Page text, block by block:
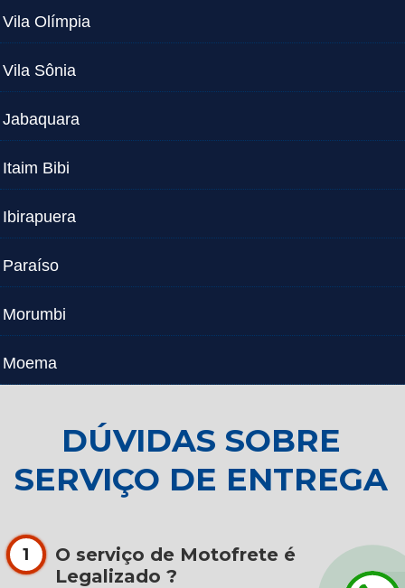
Vila Olímpia
Vila Sônia
Jabaquara
Itaim Bibi
Ibirapuera
Paraíso
Morumbi
Moema
DÚVIDAS SOBRE
SERVIÇO DE ENTREGA
1
O serviço de Motofrete é
Legalizado ?